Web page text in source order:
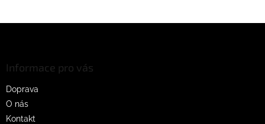
Informace pro vás
Doprava
O nás
Kontakt